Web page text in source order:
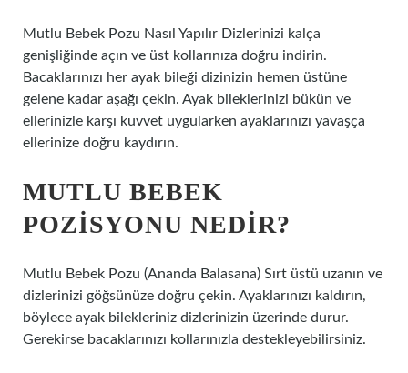
Mutlu Bebek Pozu Nasıl Yapılır Dizlerinizi kalça
genişliğinde açın ve üst kollarınıza doğru indirin.
Bacaklarınızı her ayak bileği dizinizin hemen üstüne
gelene kadar aşağı çekin. Ayak bileklerinizi bükün ve
ellerinizle karşı kuvvet uygularken ayaklarınızı yavaşça
ellerinize doğru kaydırın.
MUTLU BEBEK
POZISYONU NEDIR?
Mutlu Bebek Pozu (Ananda Balasana) Sırt üstü uzanın ve
dizlerinizi göğsünüze doğru çekin. Ayaklarınızı kaldırın,
böylece ayak bilekleriniz dizlerinizin üzerinde durur.
Gerekirse bacaklarınızı kollarınızla destekleyebilirsiniz.